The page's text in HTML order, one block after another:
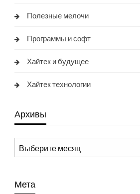
Полезные мелочи
Программы и софт
Хайтек и будущее
Хайтек технологии
Архивы
Архивы
Мета